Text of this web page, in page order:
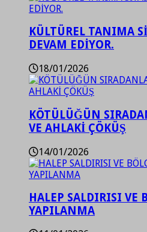
KÜLTÜREL TANIMA
DEVAM EDİYOR.
18/01/2026
KÖTÜLÜĞÜN
VE AHLAKİ ÇÖKÜŞ
14/01/2026
HALEP SALDIRISI VE
YAPILANMA